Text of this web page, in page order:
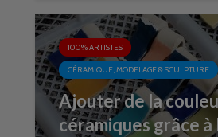
100% ARTISTES
CÉRAMIQUE, MODELAGE & SCULPTURE
Ajouter de la
céramiques grâce à